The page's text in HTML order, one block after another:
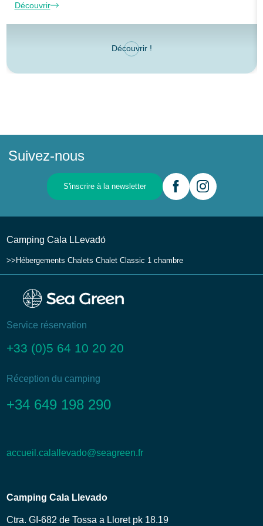
Découvrir
Découvrir !
Suivez-nous
S'inscrire à la newsletter
Camping Cala LLevadо́
Hébergements Chalets Chalet Classic 1 chambre
Service réservation
+33 (0)5 64 10 20 20
Réception du camping
+34 649 198 290
accueil.calallevado@seagreen.fr
Camping Cala Llevado
Ctra. GI-682 de Tossa a Lloret pk 18.19